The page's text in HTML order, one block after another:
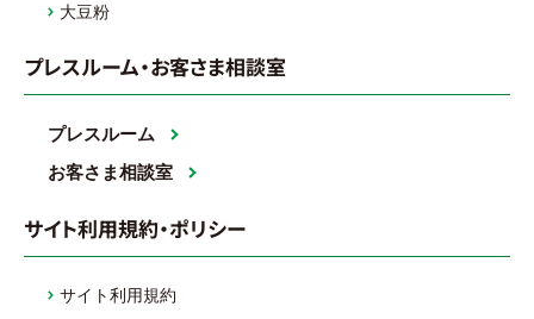
大豆粉
プレスルーム・お客さま相談室
プレスルーム
お客さま相談室
サイト利用規約・ポリシー
サイト利用規約